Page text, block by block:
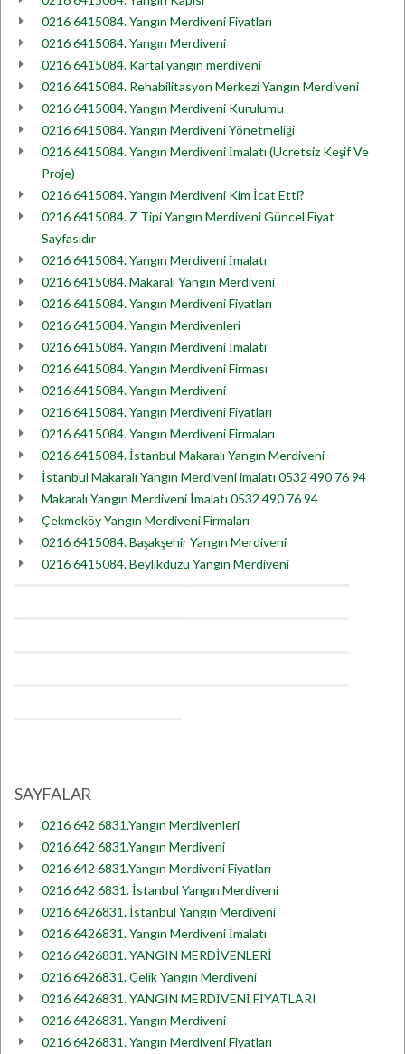
0216 6415084. Yangın Merdiveni Fiyatları
0216 6415084. Yangın Merdiveni
0216 6415084. Kartal yangın merdiveni
0216 6415084. Rehabilitasyon Merkezi Yangın Merdiveni
0216 6415084. Yangın Merdiveni Kurulumu
0216 6415084. Yangın Merdiveni Yönetmeliği
0216 6415084. Yangın Merdiveni İmalatı (Ücretsiz Keşif Ve
Proje)
0216 6415084. Yangın Merdiveni Kim İcat Etti?
0216 6415084. Z Tipi Yangın Merdiveni Güncel Fiyat
Sayfasıdır
0216 6415084. Yangın Merdiveni İmalatı
0216 6415084. Makaralı Yangın Merdiveni
0216 6415084. Yangın Merdiveni Fiyatları
0216 6415084. Yangın Merdivenleri
0216 6415084. Yangın Merdiveni İmalatı
0216 6415084. Yangın Merdiveni Firması
0216 6415084. Yangın Merdiveni
0216 6415084. Yangın Merdiveni Fiyatları
0216 6415084. Yangın Merdiveni Firmaları
0216 6415084. İstanbul Makaralı Yangın Merdiveni
İstanbul Makaralı Yangın Merdiveni imalatı 0532 490 76 94
Makaralı Yangın Merdiveni İmalatı 0532 490 76 94
Çekmeköy Yangın Merdiveni Firmaları
0216 6415084. Başakşehir Yangın Merdiveni
0216 6415084. Beylikdüzü Yangın Merdiveni
SAYFALAR
0216 642 6831.Yangın Merdivenleri
0216 642 6831.Yangın Merdiveni
0216 642 6831.Yangın Merdiveni Fiyatları
0216 642 6831. İstanbul Yangın Merdiveni
0216 6426831. İstanbul Yangın Merdiveni
0216 6426831. Yangın Merdiveni İmalatı
0216 6426831. YANGIN MERDİVENLERİ
0216 6426831. Çelik Yangın Merdiveni
0216 6426831. YANGIN MERDİVENİ FİYATLARI
0216 6426831. Yangın Merdiveni
0216 6426831. Yangın Merdiveni Fiyatları